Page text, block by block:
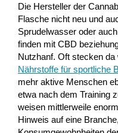
Die Hersteller der
Flasche nicht neu und
Sprudelwasser oder
finden mit CBD
Nutzhanf. Oft stecken
Nährstoffe für sportliche
mehr aktive Menschen
etwa nach dem Training
weisen mittlerweile
Hinweis auf eine